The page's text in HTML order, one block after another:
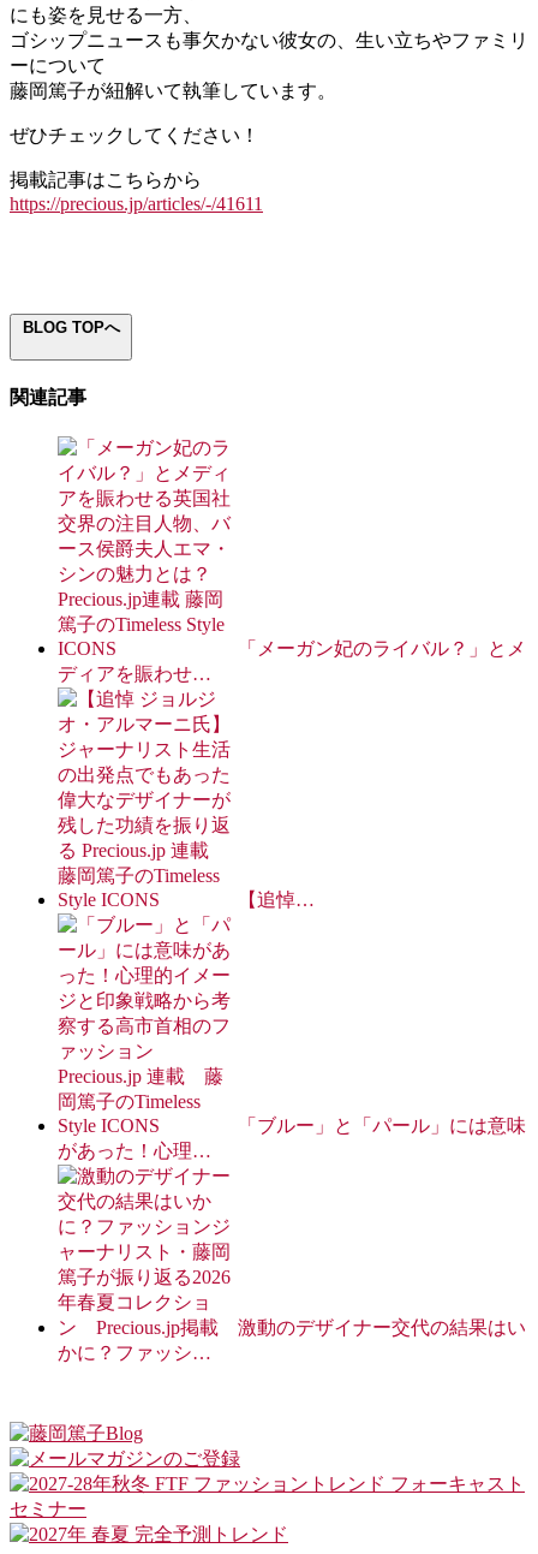
にも姿を見せる一方、
ゴシップニュースも事欠かない彼女の、生い立ちやファミリ
ーについて
藤岡篤子が紐解いて執筆しています。
ぜひチェックしてください！
掲載記事はこちらから
https://precious.jp/articles/-/41611
BLOG TOPへ
関連記事
「メーガン妃のライバル？」とメ
ディアを賑わせ…
【追悼…
「ブルー」と「パール」には意味
があった！心理…
激動のデザイナー交代の結果はい
かに？ファッシ…